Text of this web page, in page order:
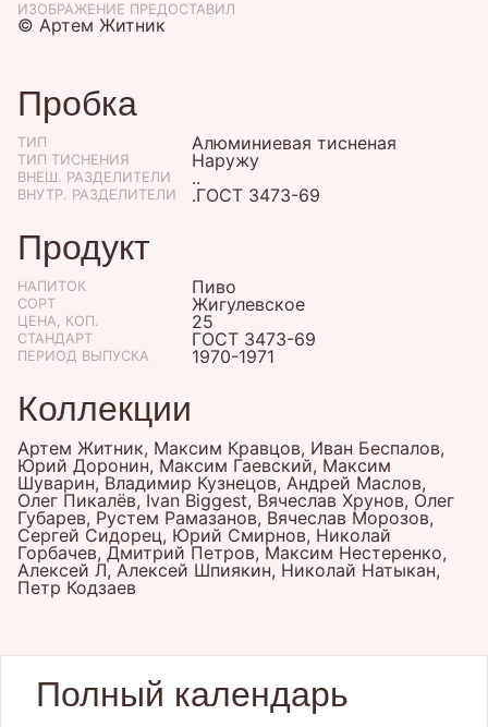
ИЗОБРАЖЕНИЕ ПРЕДОСТАВИЛ
© Артем Житник
Пробка
ТИП Алюминиевая тисненая
ТИП ТИСНЕНИЯ Наружу
ВНЕШ. РАЗДЕЛИТЕЛИ ..
ВНУТР. РАЗДЕЛИТЕЛИ .ГОСТ 3473-69
Продукт
НАПИТОК Пиво
СОРТ Жигулевское
ЦЕНА, КОП. 25
СТАНДАРТ ГОСТ 3473-69
ПЕРИОД ВЫПУСКА 1970-1971
Коллекции
Артем Житник, Максим Кравцов, Иван Беспалов,
Юрий Доронин, Максим Гаевский, Максим
Шуварин, Владимир Кузнецов, Андрей Маслов,
Олег Пикалёв, Ivan Biggest, Вячеслав Хрунов, Олег
Губарев, Рустем Рамазанов, Вячеслав Морозов,
Сергей Сидорец, Юрий Смирнов, Николай
Горбачев, Дмитрий Петров, Максим Нестеренко,
Алексей Л, Алексей Шпиякин, Николай Натыкан,
Петр Кодзаев
Полный календарь